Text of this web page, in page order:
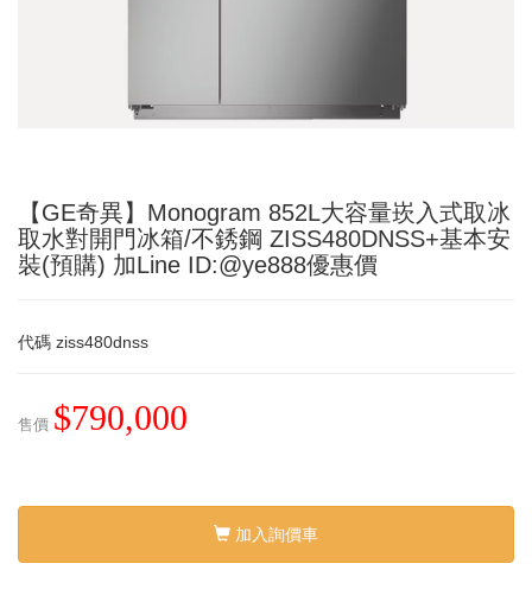
【GE奇異】Monogram 852L大容量崁入式取冰
取水對開門冰箱/不銹鋼 ZISS480DNSS+基本安
裝(預購) 加Line ID:@ye888優惠價
代碼 ziss480dnss
售價 $790,000
加入詢價車